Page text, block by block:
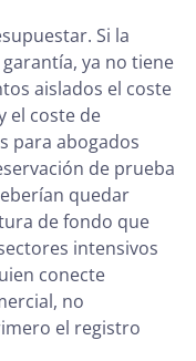
Si la
ya no tiene
aislados el coste
el coste de
para abogados
de prueba
quedar
de fondo que
intensivos
conecte
no
el registro